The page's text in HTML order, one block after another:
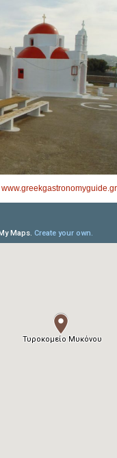
www.greekgastronomyguide.gr